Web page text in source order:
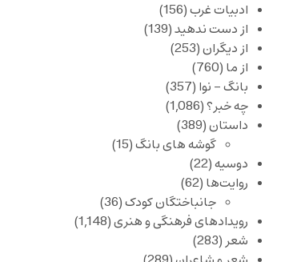
ادبیات غرب(156)
از دست ندهید(139)
از دیگران(253)
از ما (760)
بانگ – نوا (357)
چه خبر؟(1,086)
داستان(389)
گوشه های بانگ(15)
دوسیه(22)
روایت‌ها (62)
جانباختگان کودک(36)
رویدادهای فرهنگی و هنری(1,148)
شعر(283)